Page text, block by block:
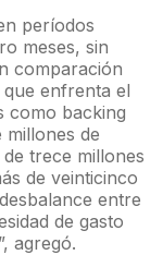
períodos
meses, sin
comparación
enfrenta el
como backing
de
trece millones
de veinticinco
entre
de gasto
agregó.